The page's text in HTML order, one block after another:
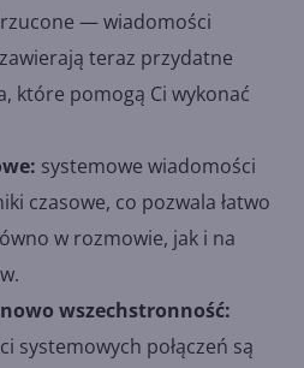
— wiadomości
teraz przydatne
które pomogą Ci wykonać
systemowe wiadomości
czasowe, co pozwala łatwo
w rozmowie, jak i na
wszechstronność:
systemowych połączeń są